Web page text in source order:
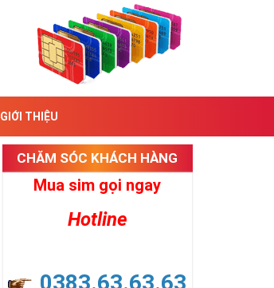
GIỚI THIỆU
CHĂM SÓC KHÁCH HÀNG
Mua sim gọi ngay
Hotline